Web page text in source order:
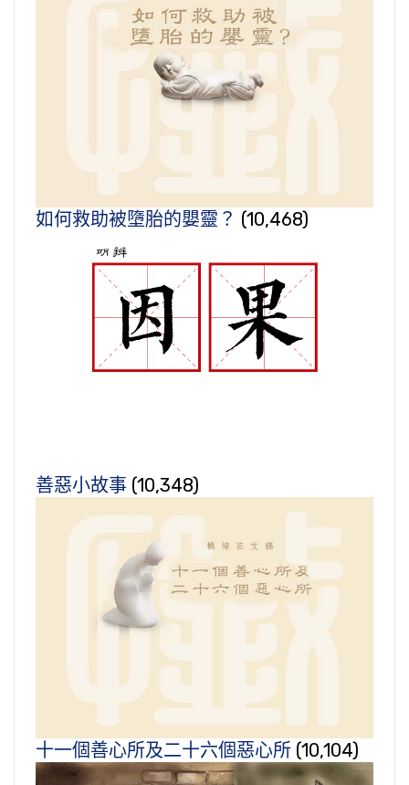
如何救助被墮胎的嬰靈？ (10,468)
善惡小故事 (10,348)
十一個善心所及二十六個惡心所 (10,104)